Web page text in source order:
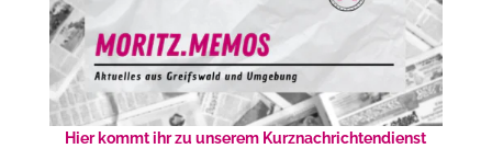
Hier kommt ihr zu unserem Kurznachrichtendienst